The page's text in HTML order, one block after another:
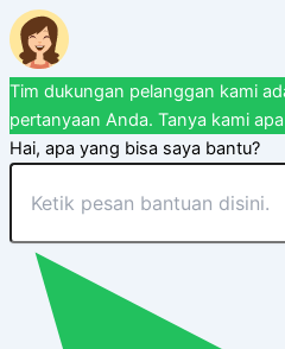
Tim dukungan pelanggan kami
pertanyaan Anda. Tanya kami
Hai, apa yang bisa saya bantu?